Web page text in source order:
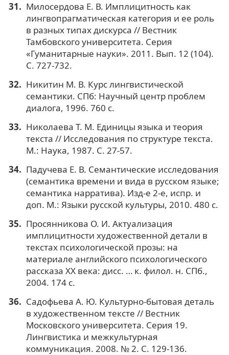
Милосердова Е. В. Имплицитность как
лингвопрагматическая категория и ее роль
в разных типах дискурса // Вестник
Тамбовского университета. Серия
«Гуманитарные науки». 2011. Вып. 12 (104).
С. 727-732.
Никитин М. В. Курс лингвистической
семантики. СПб: Научный центр проблем
диалога, 1996. 760 с.
Николаева Т. М. Единицы языка и теория
текста // Исследования по структуре текста.
М.: Наука, 1987. С. 27-57.
Падучева Е. В. Семантические исследования
(семантика времени и вида в русском языке;
семантика нарратива). Изд-е 2-е, испр. и
доп. М.: Языки русской культуры, 2010. 480 с.
Просянникова О. И. Актуализация
имплицитности художественной детали в
текстах психологической прозы: на
материале английского психологического
рассказа XX века: дисс. … к. филол. н. СПб.,
2004. 174 с.
Садофьева А. Ю. Культурно-бытовая деталь
в художественном тексте // Вестник
Московского университета. Серия 19.
Лингвистика и межкультурная
коммуникация. 2008. № 2. С. 129-136.